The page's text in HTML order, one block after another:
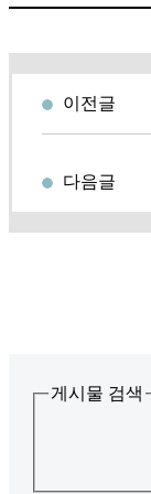
이전글
다음글
게시물 검색